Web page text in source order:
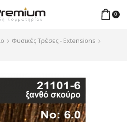
0
Φυσικές Τρέσες - Extensions